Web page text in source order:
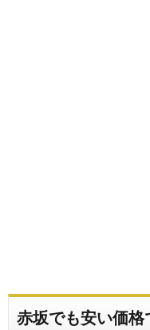
赤坂でも安い価